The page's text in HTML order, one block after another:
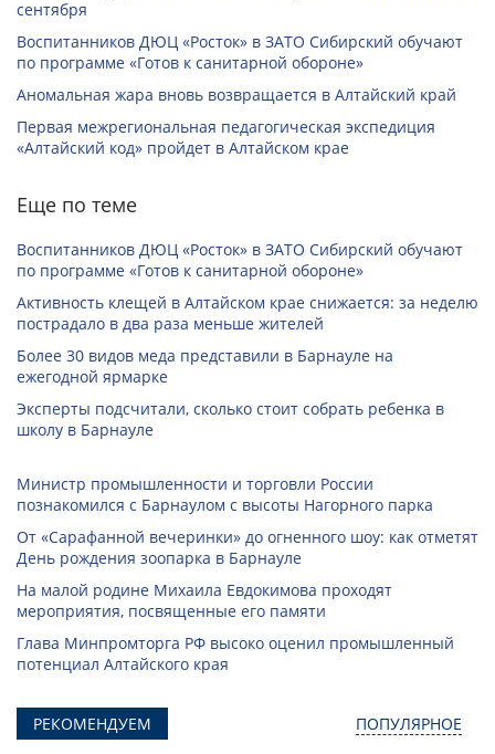
сентября
Воспитанников ДЮЦ «Росток» в ЗАТО Сибирский обучают
по программе «Готов к санитарной обороне»
Аномальная жара вновь возвращается в Алтайский край
Первая межрегиональная педагогическая экспедиция
«Алтайский код» пройдет в Алтайском крае
Еще по теме
Воспитанников ДЮЦ «Росток» в ЗАТО Сибирский обучают
по программе «Готов к санитарной обороне»
Активность клещей в Алтайском крае снижается: за неделю
пострадало в два раза меньше жителей
Более 30 видов меда представили в Барнауле на
ежегодной ярмарке
Эксперты подсчитали, сколько стоит собрать ребенка в
школу в Барнауле
Министр промышленности и торговли России
познакомился с Барнаулом с высоты Нагорного парка
От «Сарафанной вечеринки» до огненного шоу: как отметят
День рождения зоопарка в Барнауле
На малой родине Михаила Евдокимова проходят
мероприятия, посвященные его памяти
Глава Минпромторга РФ высоко оценил промышленный
потенциал Алтайского края
РЕКОМЕНДУЕМ ПОПУЛЯРНОЕ